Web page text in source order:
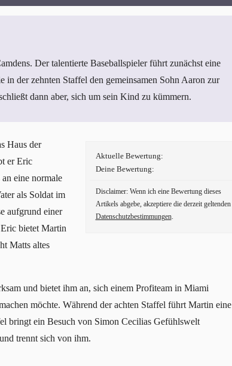
Der talentierte Baseballspieler führt zunächst eine
der zehnten Staffel den gemeinsamen Sohn Aaron zur
dann aber, sich um sein Kind zu kümmern.
Aktuelle Bewertung:
Deine Bewertung:
Disclaimer: Wenn ich eine Bewertung dieses
Artikels abgebe, akzeptiere die derzeit geltenden
Datenschutzbestimmungen.
Haus der
er Eric
eine normale
als Soldat im
aufgrund einer
bietet Martin
Matts altes
und bietet ihm an, sich einem Profiteam in Miami
möchte. Während der achten Staffel führt Martin eine
bringt ein Besuch von Simon Cecilias Gefühlswelt
trennt sich von ihm.